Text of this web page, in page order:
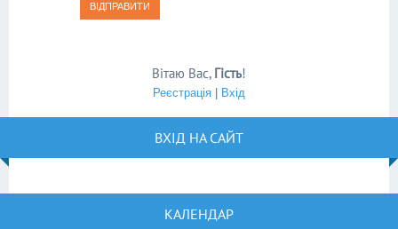
ВІДПРАВИТИ
Вітаю Вас, Гість!
Реєстрація Вхід
ВХІД НА САЙТ
КАЛЕНДАР